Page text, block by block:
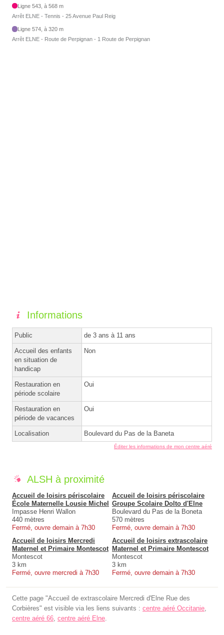
Ligne 543, à 568 m
Arrêt ELNE - Tennis - 25 Avenue Paul Reig
Ligne 574, à 320 m
Arrêt ELNE - Route de Perpignan - 1 Route de Perpignan
Informations
Public de 3 ans à 11 ans
Accueil des enfants
en situation de
handicap
Non
Restauration en
période scolaire
Oui
Restauration en
période de vacances
Oui
Localisation Boulevard du Pas de la Baneta
Éditer les informations de mon centre aéré
ALSH à proximité
Accueil de loisirs périscolaire
École Maternelle Lousie Michel
Impasse Henri Wallon
440 mètres
Fermé, ouvre demain à 7h30
Accueil de loisirs périscolaire
Groupe Scolaire Dolto d'Elne
Boulevard du Pas de la Boneta
570 mètres
Fermé, ouvre demain à 7h30
Accueil de loisirs Mercredi
Maternel et Primaire Montescot
Montescot
3 km
Fermé, ouvre mercredi à 7h30
Accueil de loisirs extrascolaire
Maternel et Primaire Montescot
Montescot
3 km
Fermé, ouvre demain à 7h30
Cette page "Accueil de extrascolaire Mercredi d'Elne Rue des
Corbières" est visible via les liens suivants : centre aéré Occitanie,
centre aéré 66, centre aéré Elne.